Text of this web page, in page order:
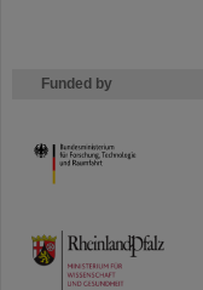
Funded by
HMWK
TMWWDG